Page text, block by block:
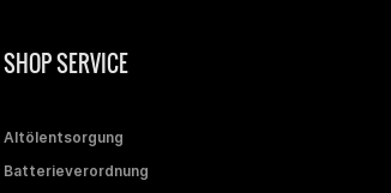
SHOP SERVICE
Altölentsorgung
Batterieverordnung